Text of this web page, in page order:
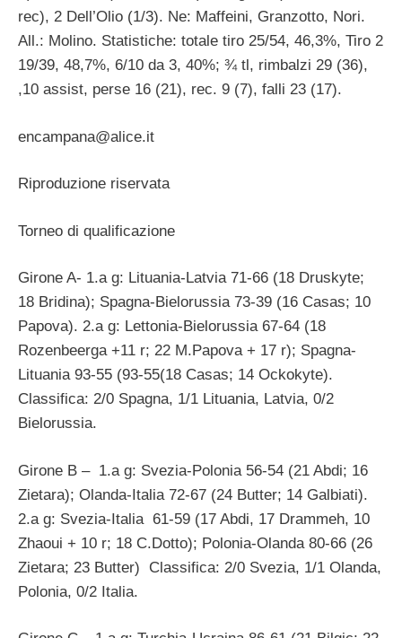
rec), 2 Dell’Olio (1/3). Ne: Maffeini, Granzotto, Nori.
All.: Molino. Statistiche: totale tiro 25/54, 46,3%, Tiro 2
19/39, 48,7%, 6/10 da 3, 40%; ¾ tl, rimbalzi 29 (36),
,10 assist, perse 16 (21), rec. 9 (7), falli 23 (17).
encampana@alice.it
Riproduzione riservata
Torneo di qualificazione
Girone A- 1.a g: Lituania-Latvia 71-66 (18 Druskyte;
18 Bridina); Spagna-Bielorussia 73-39 (16 Casas; 10
Papova). 2.a g: Lettonia-Bielorussia 67-64 (18
Rozenbeerga +11 r; 22 M.Papova + 17 r); Spagna-
Lituania 93-55 (93-55(18 Casas; 14 Ockokyte).
Classifica: 2/0 Spagna, 1/1 Lituania, Latvia, 0/2
Bielorussia.
Girone B – 1.a g: Svezia-Polonia 56-54 (21 Abdi; 16
Zietara); Olanda-Italia 72-67 (24 Butter; 14 Galbiati).
2.a g: Svezia-Italia 61-59 (17 Abdi, 17 Drammeh, 10
Zhaoui + 10 r; 18 C.Dotto); Polonia-Olanda 80-66 (26
Zietara; 23 Butter) Classifica: 2/0 Svezia, 1/1 Olanda,
Polonia, 0/2 Italia.